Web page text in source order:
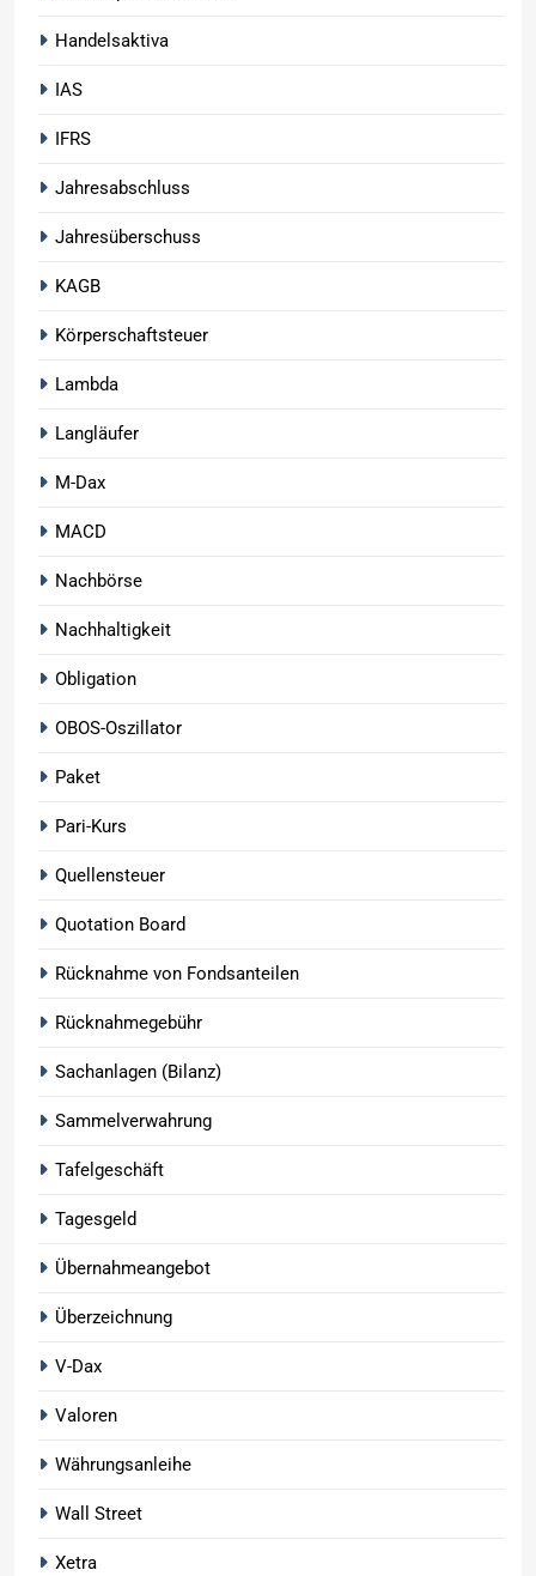
Handelsaktiva
IAS
IFRS
Jahresabschluss
Jahresüberschuss
KAGB
Körperschaftsteuer
Lambda
Langläufer
M-Dax
MACD
Nachbörse
Nachhaltigkeit
Obligation
OBOS-Oszillator
Paket
Pari-Kurs
Quellensteuer
Quotation Board
Rücknahme von Fondsanteilen
Rücknahmegebühr
Sachanlagen (Bilanz)
Sammelverwahrung
Tafelgeschäft
Tagesgeld
Übernahmeangebot
Überzeichnung
V-Dax
Valoren
Währungsanleihe
Wall Street
Xetra